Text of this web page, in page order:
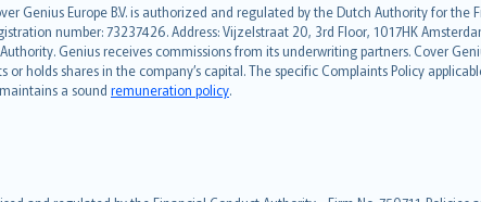
Genius Europe B.V. is authorized and regulated by the Dutch Authority for
number: 73237426. Address: Vijzelstraat 20, 3rd Floor, 1017HK
Genius receives commissions from its underwriting partners. Cover
holds shares in the company’s capital. The specific Complaints Policy
a sound remuneration policy.